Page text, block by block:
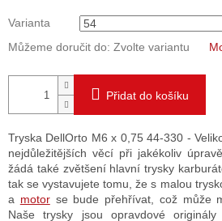
Varianta
Můžeme doručit do: Zvolte variantu
Přidat do košíku
Tryska DellOrto M6 x 0,75 44-330 -
nejdůležitějších věcí při jakékoliv
žádá také zvětšení hlavní trysky
tak se vystavujete tomu, že s malou
a motorse bude přehřívat, což může
Naše trysky jsou opravdové